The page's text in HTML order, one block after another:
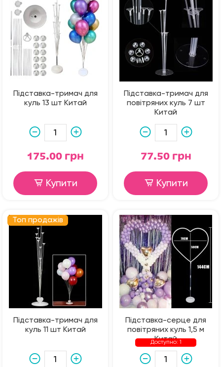
Підставка-тримач для
куль 13 шт Китай
175.00 грн
Купити
Підставка-тримач для
повітряних куль 7 шт
Китай
77.50 грн
Купити
Топ продажів
Підставка-тримач для
куль 11 шт Китай
Підставка-серце для
повітряних куль 1,5 м
Китай
Доступно: 1